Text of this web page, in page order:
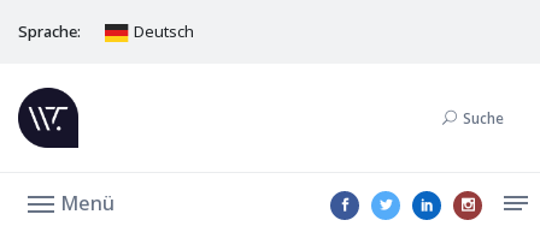
Sprache: Deutsch
Suche
Menü